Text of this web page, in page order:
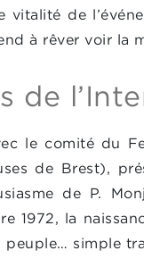
vitalité de
à rêver voir la
de
le comité du
de Brest),
de P.
1972, la
simple